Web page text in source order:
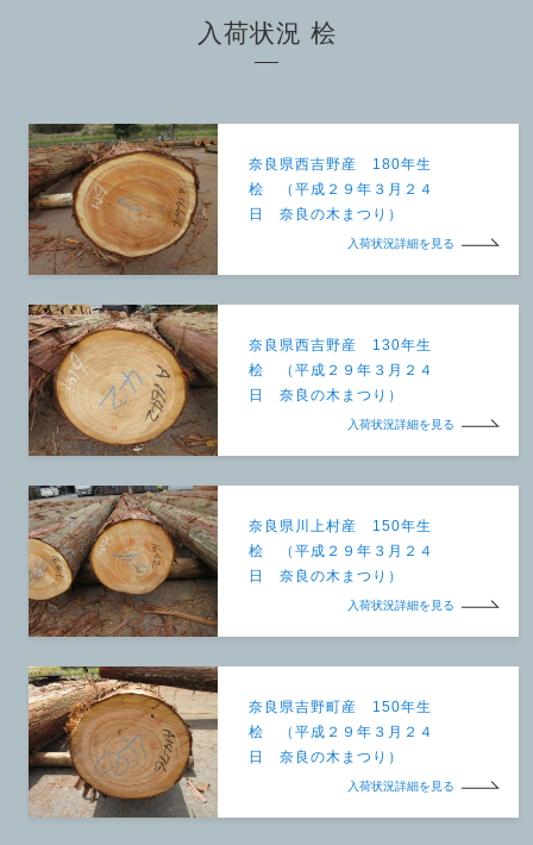
入荷状況 桧
奈良県西吉野産 180年生
桧 （平成２９年３月２４
日 奈良の木まつり）
入荷状況詳細を見る
奈良県西吉野産 130年生
桧 （平成２９年３月２４
日 奈良の木まつり）
入荷状況詳細を見る
奈良県川上村産 150年生
桧 （平成２９年３月２４
日 奈良の木まつり）
入荷状況詳細を見る
奈良県吉野町産 150年生
桧 （平成２９年３月２４
日 奈良の木まつり）
入荷状況詳細を見る